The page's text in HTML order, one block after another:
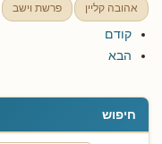
חיפוש
אהובה קליין פרשת וישב
קודם
הבא